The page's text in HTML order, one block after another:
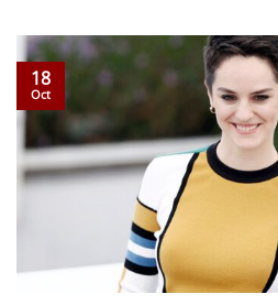
18
Oct